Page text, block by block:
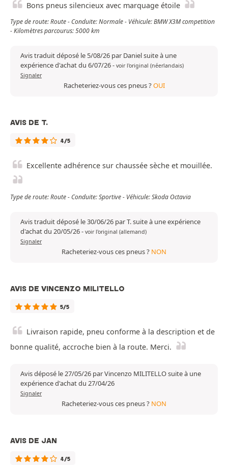
Bons pneus silencieux avec marquage étoile
Type de route: Route - Conduite: Normale - Véhicule: BMW X3M competition
- Kilomètres parcourus: 5000 km
Avis traduit déposé le 5/08/26 par Daniel suite à une
expérience d'achat du 6/07/26- voir l'original (néerlandais)
Signaler
Racheteriez-vous ces pneus ?OUI
AVIS DE T.
4/5
Excellente adhérence sur chaussée sèche et mouillée.
Type de route: Route - Conduite: Sportive - Véhicule: Skoda Octavia
Avis traduit déposé le 30/06/26 par T. suite à une expérience
d'achat du 20/05/26- voir l'original (allemand)
Signaler
Racheteriez-vous ces pneus ? NON
AVIS DE VINCENZO MILITELLO
5/5
Livraison rapide, pneu conforme à la description et de
bonne qualité, accroche bien à la route. Merci.
Avis déposé le 27/05/26 par Vincenzo MILITELLO suite à une
expérience d'achat du 27/04/26
Signaler
Racheteriez-vous ces pneus ? NON
AVIS DE JAN
4/5